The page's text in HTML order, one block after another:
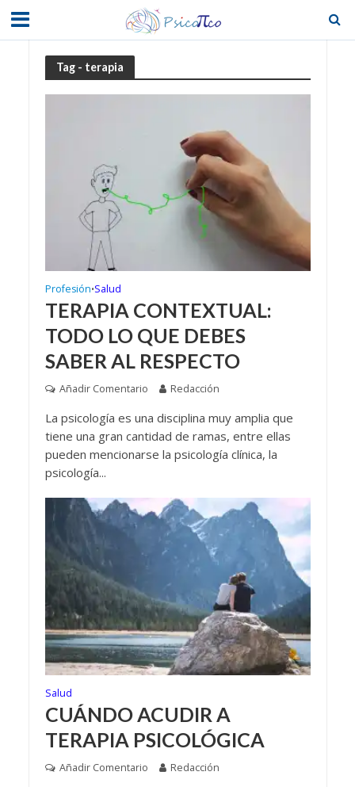
Tag - terapia
Profesión•Salud
TERAPIA CONTEXTUAL:
TODO LO QUE DEBES
SABER AL RESPECTO
Añadir Comentario Redacción
La psicología es una disciplina muy amplia que
tiene una gran cantidad de ramas, entre ellas
pueden mencionarse la psicología clínica, la
psicología...
Salud
CUÁNDO ACUDIR A
TERAPIA PSICOLÓGICA
Añadir Comentario Redacción